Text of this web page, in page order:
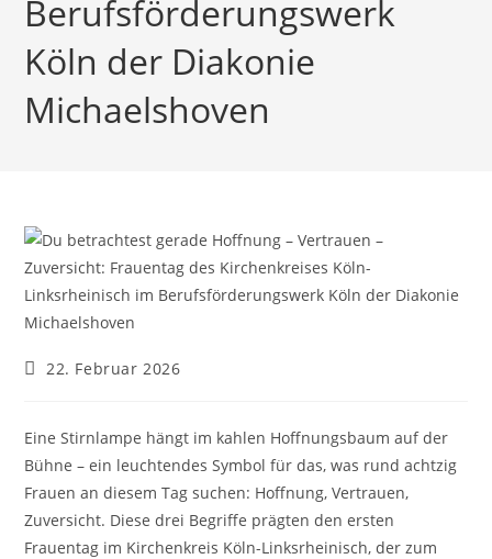
Berufsförderungswerk
Köln der Diakonie
Michaelshoven
Beitrag
22. Februar 2026
Eine Stirnlampe hängt im kahlen Hoffnungsbaum auf der
Bühne – ein leuchtendes Symbol für das, was rund achtzig
Frauen an diesem Tag suchen: Hoffnung, Vertrauen,
Zuversicht. Diese drei Begriffe prägten den ersten
Frauentag im Kirchenkreis Köln-Linksrheinisch, der zum